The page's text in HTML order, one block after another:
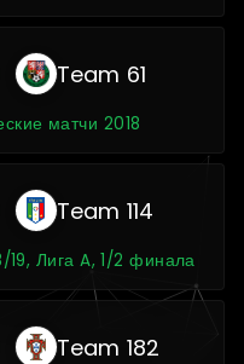
Team 61
матчи 2018
Team 114
19, Лига A, 1/2 финала
Team 182